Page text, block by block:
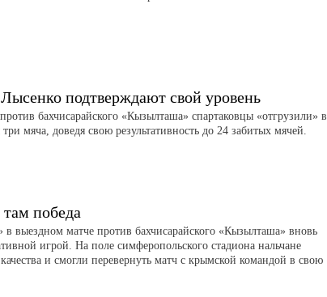
подтверждают свой уровень
бахчисарайского «Кызылташа» спартаковцы «отгрузили» в
три мяча, доведя свою результативность до 24 забитых мячей.
победа
в выездном матче против бахчисарайского «Кызылташа» вновь
игрой. На поле симферопольского стадиона нальчане
и смогли перевернуть матч с крымской командой в свою